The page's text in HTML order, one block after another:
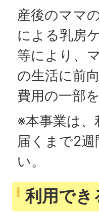
産後のママ
による乳房
等により、
の生活に前
費用の一部
※本事業は
届くまで2
い。
利用でき